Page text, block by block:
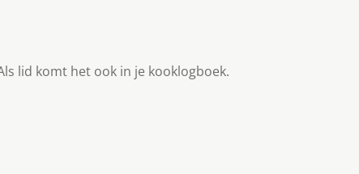
lid komt het ook in je kooklogboek.